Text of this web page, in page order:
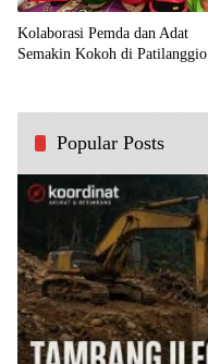
Kolaborasi Pemda dan Adat
Semakin Kokoh di Patilanggio
Popular Posts